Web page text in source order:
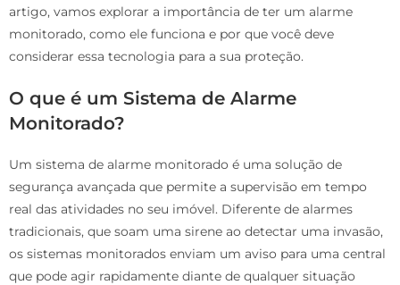
artigo, vamos explorar a importância de ter um alarme
monitorado, como ele funciona e por que você deve
considerar essa tecnologia para a sua proteção.
O que é um Sistema de Alarme
Monitorado?
Um sistema de alarme monitorado é uma solução de
segurança avançada que permite a supervisão em tempo
real das atividades no seu imóvel. Diferente de alarmes
tradicionais, que soam uma sirene ao detectar uma invasão,
os sistemas monitorados enviam um aviso para uma central
que pode agir rapidamente diante de qualquer situação